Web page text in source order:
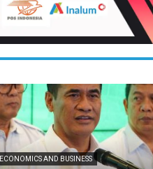
ECONOMICS AND BUSINESS